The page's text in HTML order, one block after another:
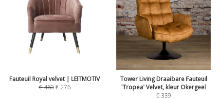
Fauteuil Royal velvet | LEITMOTIV
€460 €276
Tower Living Draaibare Fauteuil
'Tropea' Velvet, kleur Okergeel
€339